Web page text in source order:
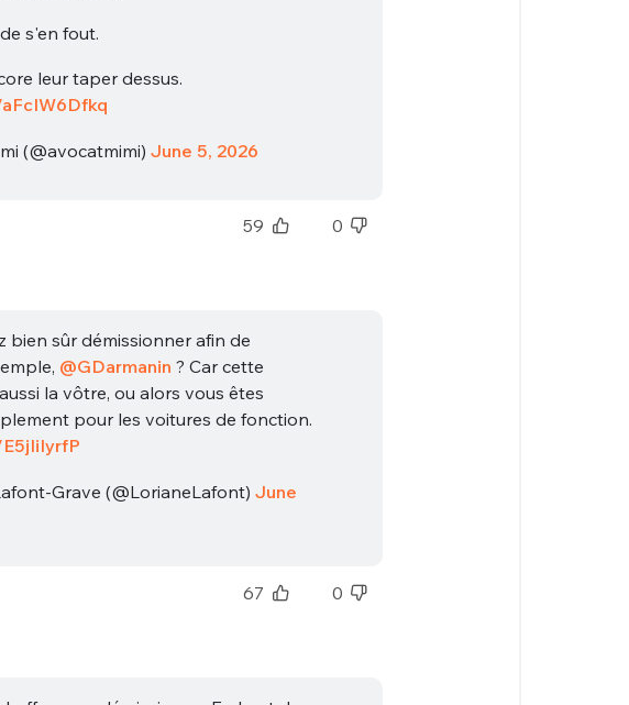
s'en fout.
leur taper dessus.
(@avocatmimi) June 5, 2026
59 0
bien sûr démissionner afin de
@GDarmanin ? Car cette
la vôtre, ou alors vous êtes
pour les voitures de fonction.
Grave (@LorianeLafont) June
67 0